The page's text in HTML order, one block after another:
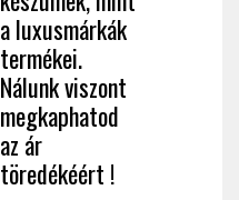
a luxusmárkák
termékei.
Nálunk viszont
megkaphatod
az ár
töredékéért !